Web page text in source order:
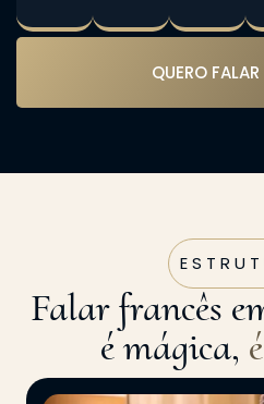
QUERO
Falar francês
é mágica,